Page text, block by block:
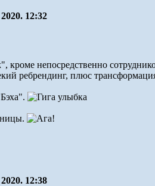
12:32
непосредственно
ребрендинг, плюс
12:38